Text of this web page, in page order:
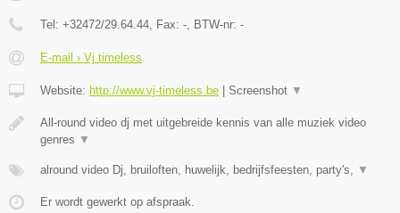
Tel: +32472/29.64.44, Fax: -, BTW-nr: -
E-mail › Vj timeless
Website: http://www.vj-timeless.be Screenshot ▼
All-round video dj met uitgebreide kennis van alle muziek video
genres ▼
alround video Dj, bruiloften, huwelijk, bedrijfsfeesten, party's, ▼
Er wordt gewerkt op afspraak.